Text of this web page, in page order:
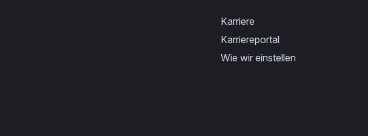
Karriere
Karriereportal
Wie wir einstellen